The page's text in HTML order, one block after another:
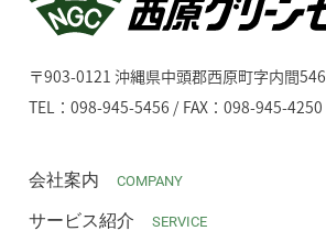
〒903-0121 沖縄県中頭郡西原町字内間546
TEL：098-945-5456 / FAX：098-945-4250
会社案内 COMPANY
サービス紹介 SERVICE